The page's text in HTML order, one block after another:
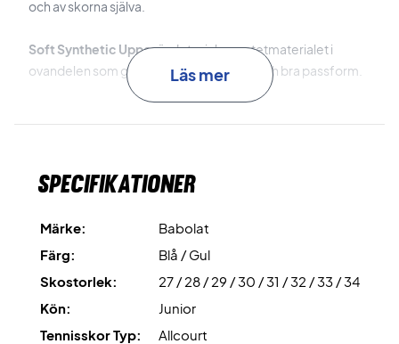
och av skorna själva.
Soft Synthetic Upperär det mjuka syntetmaterialet i
ovandelen som ger komfort, flexibilitet och bra passform.
Flexible Outsoleär yttersulan som möjliggör naturliga
för alla typer av tennis- och padelbanor.
Börja rätt – köp dessa Babolat juniorskor redan idag!
Färg:
Blå, vit och gul.
Läs mer
Specifikationer
Märke:
Babolat
Färg:
Blå / Gul
Skostorlek:
27 / 28 / 29 / 30 / 31 / 32 / 33 / 34
Kön:
Junior
Tennisskor Typ:
Allcourt